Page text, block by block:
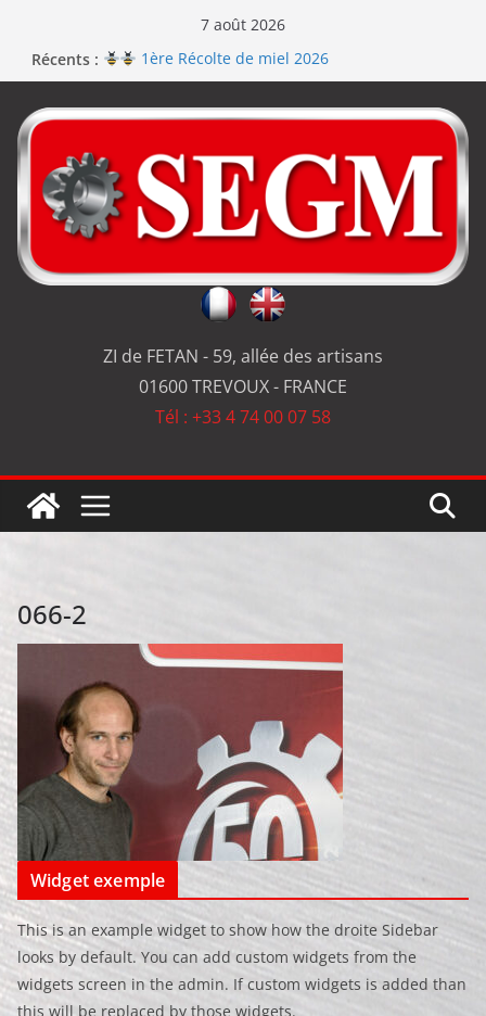
7 août 2026
Récents :
1ère Récolte de miel 2026
Renouvellement de la certification ISO 9001
Le repas d’équipe de SEGM allume le feu
Jérôme en renfort sur la qualité de #SEGM
ZI de FETAN - 59, allée des artisans
01600 TREVOUX - FRANCE
Tél : +33 4 74 00 07 58
066-2
Widget exemple
This is an example widget to show how the droite Sidebar
looks by default. You can add custom widgets from the
widgets screen in the admin. If custom widgets is added than
this will be replaced by those widgets.